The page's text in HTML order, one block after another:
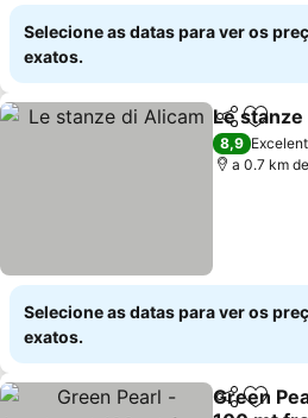
Selecione as datas para ver os
exatos.
Partilhar
Le
8,9
a 0.7 km
Selecione as datas para ver os
exatos.
Partilhar
Green Pearl -